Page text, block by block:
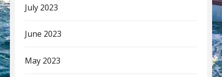
July 2023
June 2023
May 2023